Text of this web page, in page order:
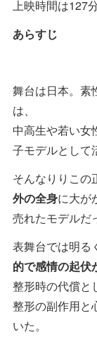
上映時間は127分
あらすじ
舞台は日本。素
は、
中高生や若い女
子モデルとして
そんなりりこの
外の全身に大が
売れたモデルだ
表舞台では明る
的で感情の起伏
整形時の代償と
整形の副作用と
いた。